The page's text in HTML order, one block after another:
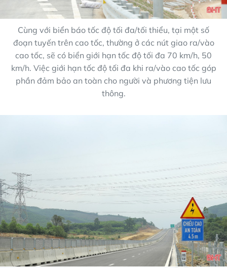
Cùng với biển báo tốc độ tối đa/tối thiểu, tại một số
đoạn tuyến trên cao tốc, thường ở các nút giao ra/vào
cao tốc, sẽ có biển giới hạn tốc độ tối đa 70 km/h, 50
km/h. Việc giới hạn tốc độ tối đa khi ra/vào cao tốc góp
phần đảm bảo an toàn cho người và phương tiện lưu
thông.